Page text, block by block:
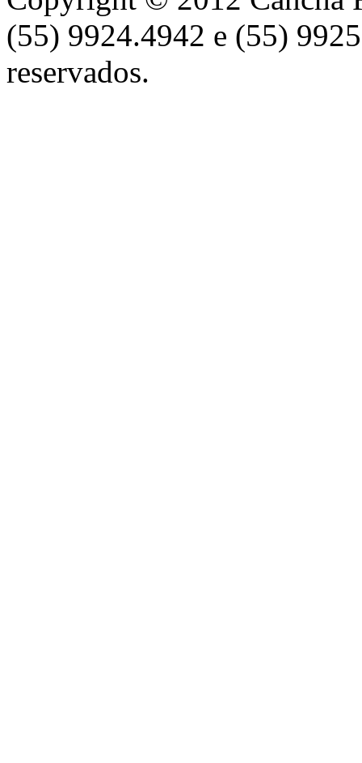
(55) 9924.4942 e (55)
reservados.